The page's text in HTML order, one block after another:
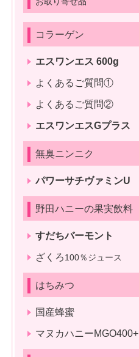
コラーゲン
エスワンエス 600g
よくあるご質問①
よくあるご質問②
エスワンエスGプラス
無臭ニンニク
パワーサチヴァミンU
野田ハニーの果実飲料
すだちバーモント
ざくろ100％ジュース
はちみつ
国産蜂蜜
マヌカハニーMGO400+